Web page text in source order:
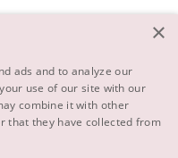
×
ads and to analyze our
use of our site with our
combine it with other
that they have collected from